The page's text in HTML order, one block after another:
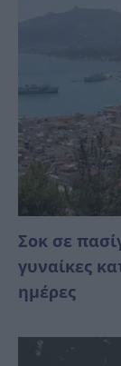
Σοκ σε
γυναίκες
ημέρες